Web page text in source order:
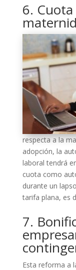
6.
respecta a la
adopción, la
laboral tendrá
cuota como
durante un
tarifa plana, es
7.
Esta reforma a